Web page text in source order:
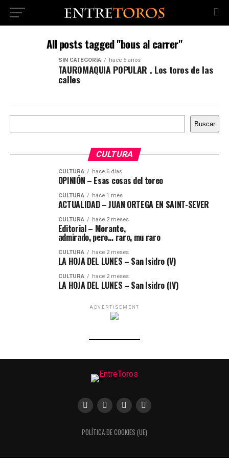
All posts tagged "bous al carrer"
SIN CATEGORÍA hace 5 años
TAUROMAQUIA POPULAR . Los toros de las
calles
Buscar
Buscar
CULTURA
CULTURA hace 6 días
OPINIÓN – Esas cosas del toreo
CULTURA hace 1 mes
ACTUALIDAD – JUAN ORTEGA EN SAINT-SEVER
CULTURA hace 2 meses
Editorial – Morante,
admirado, pero… raro, mu raro
CULTURA hace 2 meses
LA HOJA DEL LUNES – San Isidro (V)
CULTURA hace 2 meses
LA HOJA DEL LUNES – San Isidro (IV)
ADVERTISEMENT
POLÍTICA DE COOKIES (UE)